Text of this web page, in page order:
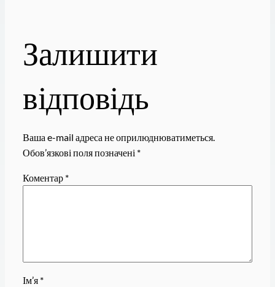
Залишити
відповідь
Ваша e-mail адреса не оприлюднюватиметься.
Обов’язкові поля позначені *
Коментар *
Ім’я *